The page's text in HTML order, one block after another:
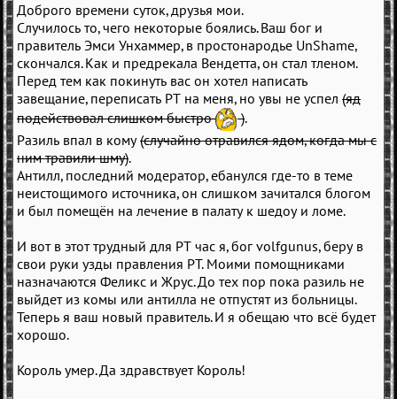
Доброго времени суток, друзья мои.
Случилось то, чего некоторые боялись. Ваш бог и
правитель Эмси Унхаммер, в простонародье UnShame,
скончался. Как и предрекала Вендетта, он стал тленом.
Перед тем как покинуть вас он хотел написать
завещание, переписать РТ на меня, но увы не успел (яд
подействовал слишком быстро
).
Разиль впал в кому(случайно отравился ядом, когда мы с
ним травили шму).
Антилл, последний модератор, ебанулся где-то в теме
неистощимого источника, он слишком зачитался блогом
и был помещён на лечение в палату к шедоу и ломе.
И вот в этот трудный для РТ час я, бог volfgunus, беру в
свои руки узды правления РТ. Моими помощниками
назначаются Феликс и Жрус. До тех пор пока разиль не
выйдет из комы или антилла не отпустят из больницы.
Теперь я ваш новый правитель. И я обещаю что всё будет
хорошо.
Король умер. Да здравствует Король!